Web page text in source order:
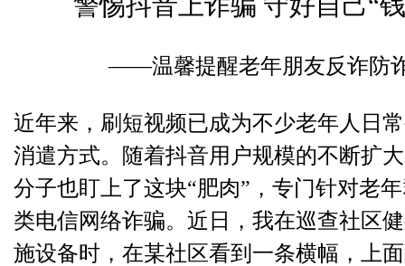
——温馨提醒老年朋友反诈防
近年来，刷短视频已成为不少老年人日
消遣方式。随着抖音用户规模的不断扩
分子也盯上了这块“肥肉”，专门针对老
类电信网络诈骗。近日，我在巡查社区
施设备时，在某社区看到一条横幅，上